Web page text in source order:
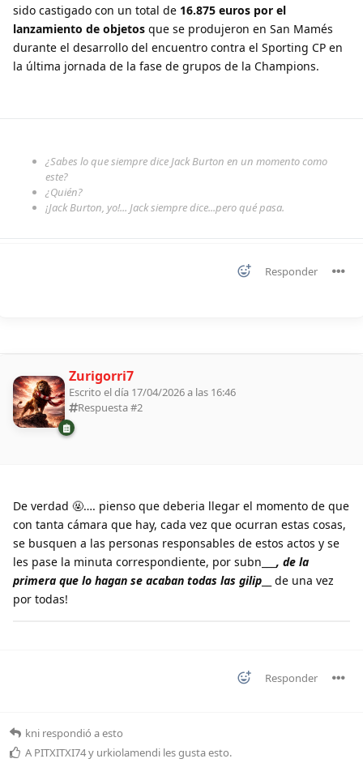
sido castigado con un total de 16.875 euros por el
lanzamiento de objetos que se produjeron en San Mamés
durante el desarrollo del encuentro contra el Sporting CP en
la última jornada de la fase de grupos de la Champions.
¿Sabes lo que siempre dice Jack Burton en un momento como
este?
¿Quién?
¡Jack Burton, yo!... Jack siempre dice...pero qué pasa.
Responder
Zurigorri7
Escrito el día 17/04/2026 a las 16:46
Respuesta #2
De verdad 🤬…. pienso que deberia llegar el momento de que
con tanta cámara que hay, cada vez que ocurran estas cosas,
se busquen a las personas responsables de estos actos y se
les pase la minuta correspondiente, por subn___ , de la
primera que lo hagan se acaban todas las gilip __ de una vez
por todas!
Responder
kni respondió a esto
A PITXITXI74y urkiolamendi les gusta esto.